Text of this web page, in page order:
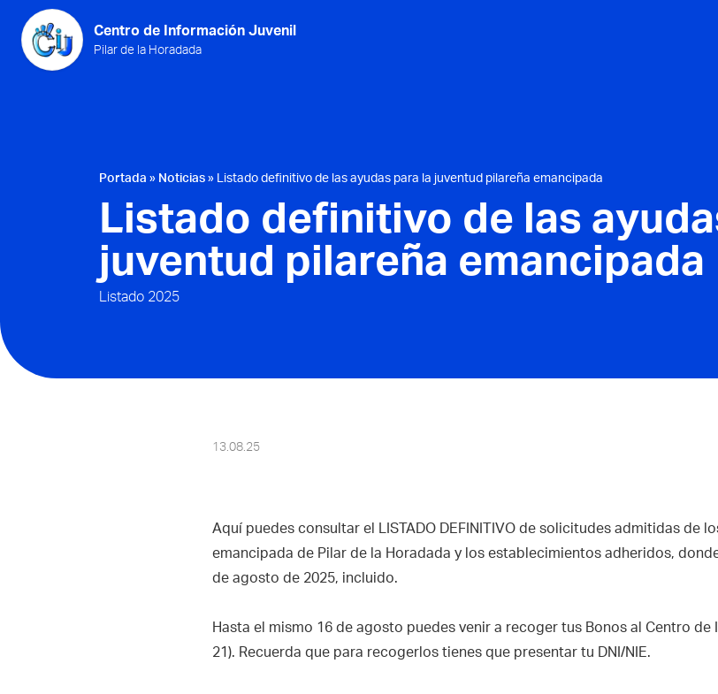
Saltar al contenido
Centro de Información Juvenil
Pilar de la Horadada
Portada » Noticias » Listado definitivo de las ayudas para la juventud pilareña emancipada
Listado definitivo de las
juventud pilareña emancipada
Listado 2025
13.08.25
Aquí puedes consultar el LISTADO DEFINITIVO de solicitudes admitidas de
emancipada de Pilar de la Horadada y los establecimientos adheridos,
de agosto de 2025, incluido.
Hasta el mismo 16 de agosto puedes venir a recoger tus Bonos al Centro de
21). Recuerda que para recogerlos tienes que presentar tu DNI/NIE.